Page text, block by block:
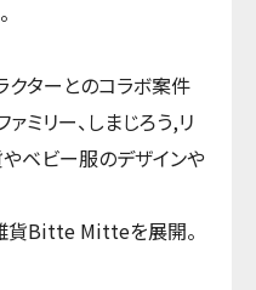
クターとのコラボ案件
ァミリー、しまじろう,リ
やベビー服のデザインや
貨Bitte Mitteを展開。